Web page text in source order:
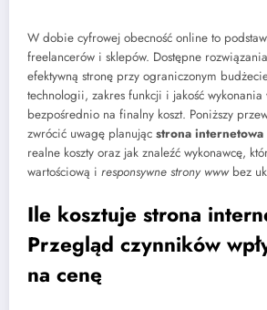
W dobie cyfrowej obecność online to
freelancerów i sklepów. Dostępne
efektywną stronę przy ograniczonym
technologii, zakres funkcji i jakość wykonania
bezpośrednio na finalny koszt. Poniższy
zwrócić uwagę planując strona internetowa
realne koszty oraz jak znaleźć wykonawcę,
wartościową i responsywne strony wwwbez
Ile kosztuje strona
Przegląd czynników
na cenę